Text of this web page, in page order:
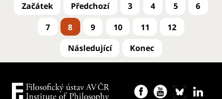
3 4 5
6
7
8 9 10 11 12